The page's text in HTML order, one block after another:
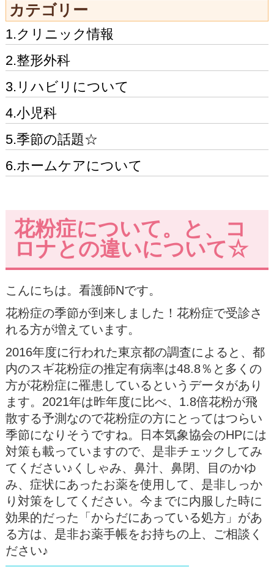
カテゴリー
1.クリニック情報
2.整形外科
3.リハビリについて
4.小児科
5.季節の話題☆
6.ホームケアについて
花粉症について。と、コ
ロナとの違いについて☆
こんにちは。看護師Nです。
花粉症の季節が到来しました！花粉症で受診さ
れる方が増えています。
2016年度に行われた東京都の調査によると、都
内のスギ花粉症の推定有病率は48.8％と多くの
方が花粉症に罹患しているというデータがあり
ます。2021年は昨年度に比べ、1.8倍花粉が飛
散する予測なので花粉症の方にとってはつらい
季節になりそうですね。日本気象協会のHPには
対策も載っていますので、 是非チェックしてみ
てください♪くしゃみ、鼻汁、鼻閉、目のかゆ
み、 症状にあったお薬を使用して、是非しっか
り対策をしてください。今までに内服した時に
効果的だった「からだにあっている処方」 があ
る方は、是非お薬手帳をお持ちの上、ご相談く
ださい♪